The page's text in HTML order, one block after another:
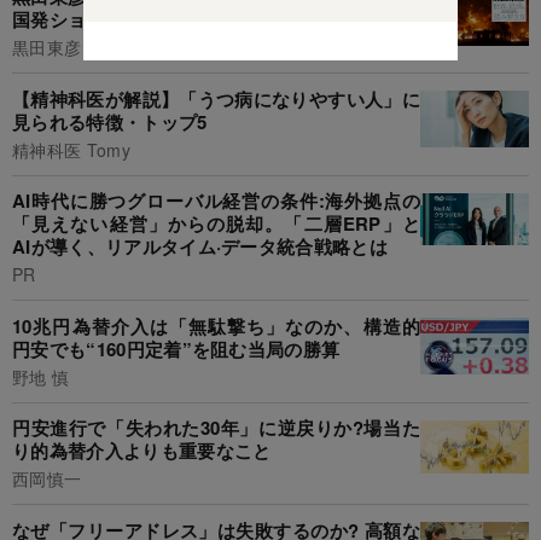
国発ショックに日本はどう備えるべきか
黒田東彦
【精神科医が解説】「うつ病になりやすい人」に
見られる特徴・トップ5
精神科医 Tomy
AI時代に勝つグローバル経営の条件:海外拠点の
「見えない経営」からの脱却。「二層ERP」と
AIが導く、リアルタイム·データ統合戦略とは
PR
10兆円為替介入は「無駄撃ち」なのか、構造的
円安でも“160円定着”を阻む当局の勝算
野地 慎
円安進行で「失われた30年」に逆戻りか?場当た
り的為替介入よりも重要なこと
西岡慎一
なぜ「フリーアドレス」は失敗するのか? 高額な